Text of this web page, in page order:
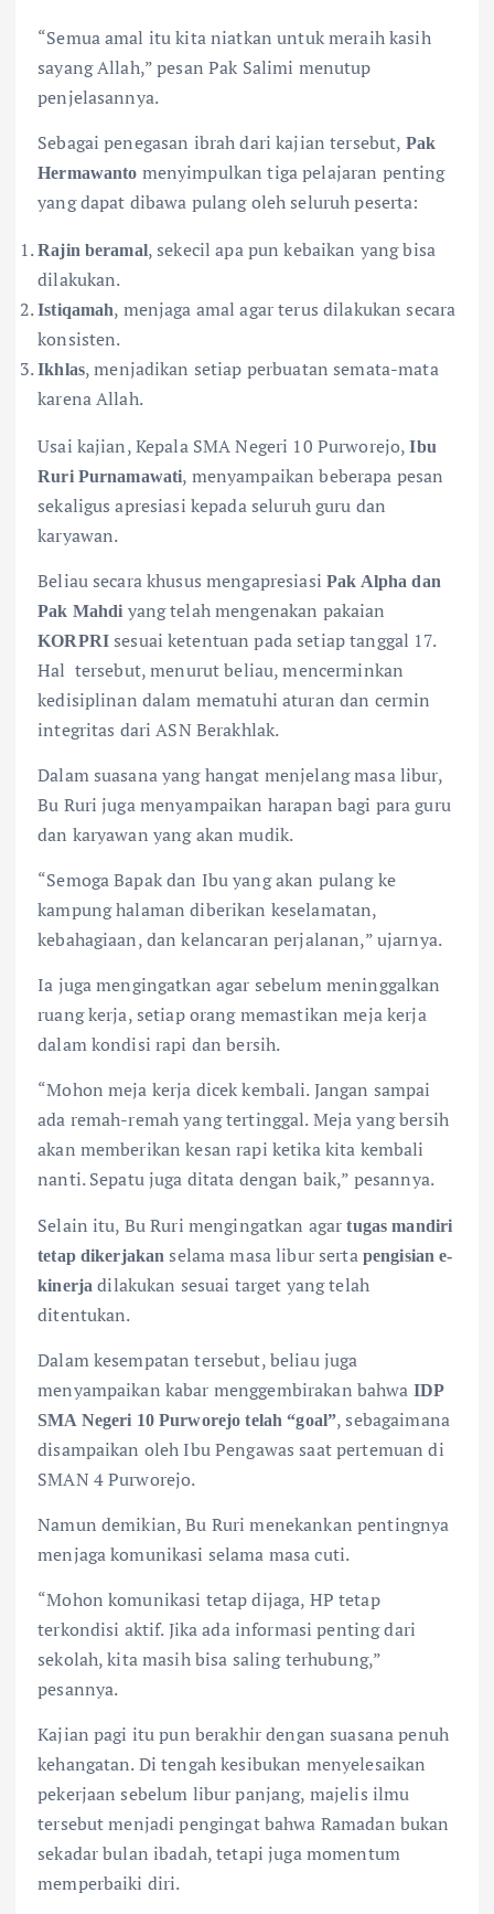
“Semua amal itu kita niatkan untuk meraih kasih
sayang Allah,” pesan Pak Salimi menutup
penjelasannya.
Sebagai penegasan ibrah dari kajian tersebut, Pak
Hermawanto menyimpulkan tiga pelajaran penting
yang dapat dibawa pulang oleh seluruh peserta:
Rajin beramal, sekecil apa pun kebaikan yang bisa
dilakukan.
Istiqamah, menjaga amal agar terus dilakukan secara
konsisten.
Ikhlas, menjadikan setiap perbuatan semata-mata
karena Allah.
Usai kajian, Kepala SMA Negeri 10 Purworejo,Ibu
Ruri Purnamawati, menyampaikan beberapa pesan
sekaligus apresiasi kepada seluruh guru dan
karyawan.
Beliau secara khusus mengapresiasiPak Alpha dan
Pak Mahdi yang telah mengenakan pakaian
KORPRIsesuai ketentuan pada setiap tanggal 17.
Hal tersebut, menurut beliau, mencerminkan
kedisiplinan dalam mematuhi aturan dan cermin
integritas dari ASN Berakhlak.
Dalam suasana yang hangat menjelang masa libur,
Bu Ruri juga menyampaikan harapan bagi para guru
dan karyawan yang akan mudik.
“Semoga Bapak dan Ibu yang akan pulang ke
kampung halaman diberikan keselamatan,
kebahagiaan, dan kelancaran perjalanan,” ujarnya.
Ia juga mengingatkan agar sebelum meninggalkan
ruang kerja, setiap orang memastikan meja kerja
dalam kondisi rapi dan bersih.
“Mohon meja kerja dicek kembali. Jangan sampai
ada remah-remah yang tertinggal. Meja yang bersih
akan memberikan kesan rapi ketika kita kembali
nanti. Sepatu juga ditata dengan baik,” pesannya.
Selain itu, Bu Ruri mengingatkan agartugas mandiri
tetap dikerjakan selama masa libur serta pengisian e-
kinerja dilakukan sesuai target yang telah
ditentukan.
Dalam kesempatan tersebut, beliau juga
menyampaikan kabar menggembirakan bahwa IDP
SMA Negeri 10 Purworejo telah “goal”, sebagaimana
disampaikan oleh Ibu Pengawas saat pertemuan di
SMAN 4 Purworejo.
Namun demikian, Bu Ruri menekankan pentingnya
menjaga komunikasi selama masa cuti.
“Mohon komunikasi tetap dijaga, HP tetap
terkondisi aktif. Jika ada informasi penting dari
sekolah, kita masih bisa saling terhubung,”
pesannya.
Kajian pagi itu pun berakhir dengan suasana penuh
kehangatan. Di tengah kesibukan menyelesaikan
pekerjaan sebelum libur panjang, majelis ilmu
tersebut menjadi pengingat bahwa Ramadan bukan
sekadar bulan ibadah, tetapi juga momentum
memperbaiki diri.